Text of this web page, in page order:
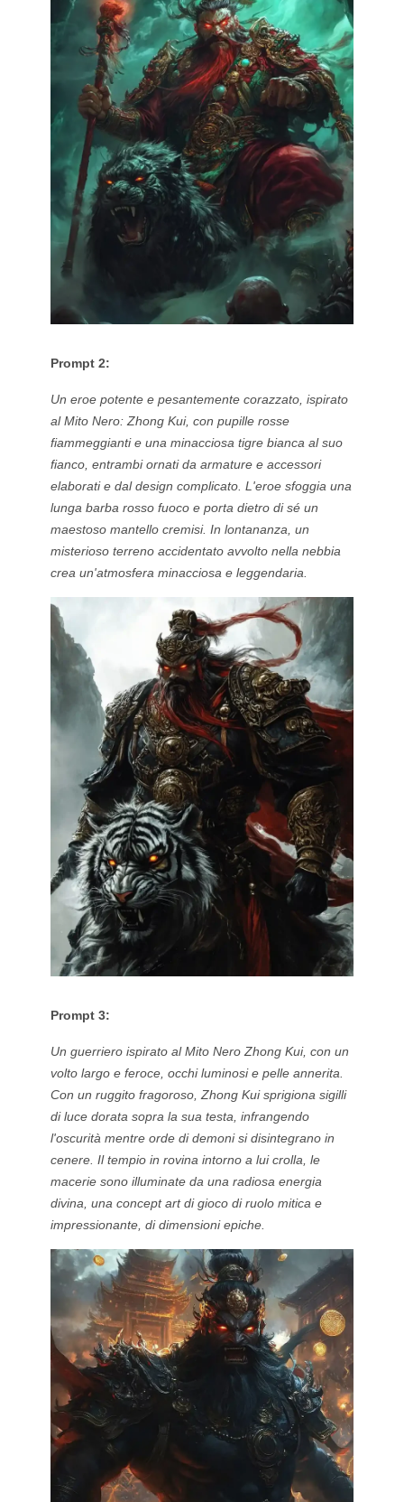
Prompt 2:
Un eroe potente e pesantemente corazzato, ispirato
al Mito Nero: Zhong Kui, con pupille rosse
fiammeggianti e una minacciosa tigre bianca al suo
fianco, entrambi ornati da armature e accessori
elaborati e dal design complicato. L'eroe sfoggia una
lunga barba rosso fuoco e porta dietro di sé un
maestoso mantello cremisi. In lontananza, un
misterioso terreno accidentato avvolto nella nebbia
crea un'atmosfera minacciosa e leggendaria.
Prompt 3:
Un guerriero ispirato al Mito Nero Zhong Kui, con un
volto largo e feroce, occhi luminosi e pelle annerita.
Con un ruggito fragoroso, Zhong Kui sprigiona sigilli
di luce dorata sopra la sua testa, infrangendo
l'oscurità mentre orde di demoni si disintegrano in
cenere. Il tempio in rovina intorno a lui crolla, le
macerie sono illuminate da una radiosa energia
divina, una concept art di gioco di ruolo mitica e
impressionante, di dimensioni epiche.